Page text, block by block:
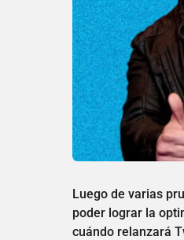
Luego de varias
poder lograr la
cuándo relanzará